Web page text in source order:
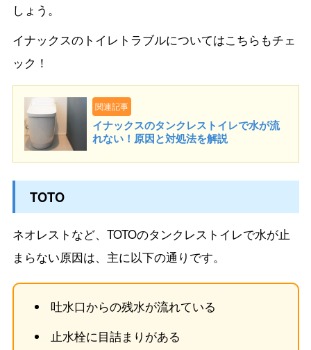
しょう。
イナックスのトイレトラブルについてはこちらもチェ
ック！
関連記事
イナックスのタンクレストイレで水が流
れない！原因と対処法を解説
TOTO
ネオレストなど、TOTOのタンクレストイレで水が止
まらない原因は、主に以下の通りです。
吐水口からの残水が流れている
止水栓に目詰まりがある